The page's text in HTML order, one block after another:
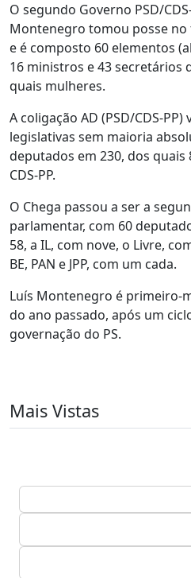
O segundo Governo PSD/
Montenegro tomou posse no
e é composto 60 elementos
16 ministros e 43 secretários
quais mulheres.
A coligação AD (PSD/CDS-PP)
legislativas sem maioria
deputados em 230, dos quais
CDS-PP.
O Chega passou a ser a
parlamentar, com 60
58, a IL, com nove, o Livre,
BE, PAN e JPP, com um cada.
Luís Montenegro é primeiro-
do ano passado, após um
governação do PS.
Mais Vistas